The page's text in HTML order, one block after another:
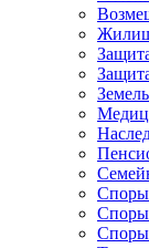
Споры
Споры